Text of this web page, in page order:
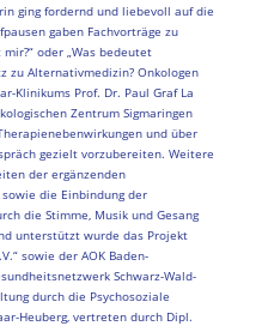
ging fordernd und liebevoll auf die
gaben Fachvorträge zu
oder „Was bedeutet
zu Alternativmedizin? Onkologen
Klinikums Prof. Dr. Paul Graf La
Zentrum Sigmaringen
und über
gezielt vorzubereiten. Weitere
der ergänzenden
die Einbindung der
die Stimme, Musik und Gesang
unterstützt wurde das Projekt
sowie der AOK Baden-
Schwarz-Wald-
durch die Psychosoziale
Heuberg, vertreten durch Dipl.